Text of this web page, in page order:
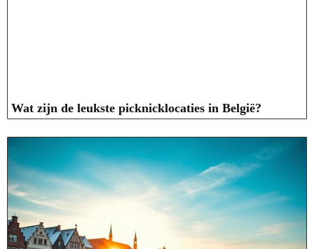
Wat zijn de leukste picknicklocaties in België?